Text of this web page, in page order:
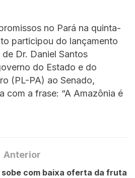
no Pará na quinta-
participou do lançamento
Dr. Daniel Santos
do Estado e do
(PL-PA) ao Senado,
com a frase: “A Amazônia é
Anterior
com baixa oferta da fruta